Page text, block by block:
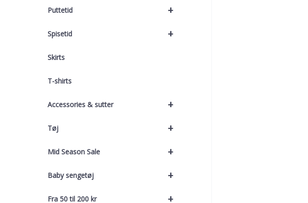
+
Puttetid
+
Spisetid
Skirts
T-shirts
+
Accessories & sutter
+
Tøj
+
Mid Season Sale
+
Baby sengetøj
+
Fra 50 til 200 kr